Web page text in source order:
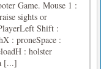
Game. Mouse 1 :
sights or
Shift :
: proneSpace :
: holster
[...]